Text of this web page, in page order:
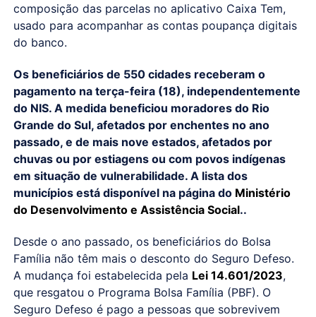
composição das parcelas no aplicativo Caixa Tem,
usado para acompanhar as contas poupança digitais
do banco.
Os beneficiários de 550 cidades receberam o
pagamento na terça-feira (18), independentemente
do NIS. A medida beneficiou moradores do Rio
Grande do Sul, afetados por enchentes no ano
passado, e de mais nove estados, afetados por
chuvas ou por estiagens ou com povos indígenas
em situação de vulnerabilidade. A lista dos
municípios está disponível na página do Ministério
do Desenvolvimento e Assistência Social..
Desde o ano passado, os beneficiários do Bolsa
Família não têm mais o desconto do Seguro Defeso.
A mudança foi estabelecida pela Lei 14.601/2023,
que resgatou o Programa Bolsa Família (PBF). O
Seguro Defeso é pago a pessoas que sobrevivem